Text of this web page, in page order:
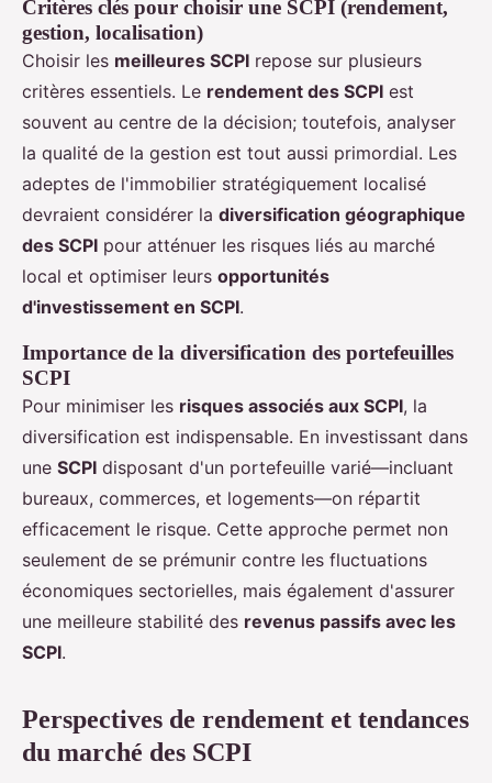
Critères clés pour choisir une SCPI (rendement,
gestion, localisation)
Choisir les meilleures SCPI repose sur plusieurs
critères essentiels. Le rendement des SCPI est
souvent au centre de la décision; toutefois, analyser
la qualité de la gestion est tout aussi primordial. Les
adeptes de l'immobilier stratégiquement localisé
devraient considérer la diversification géographique
des SCPI pour atténuer les risques liés au marché
local et optimiser leurs opportunités
d'investissement en SCPI.
Importance de la diversification des portefeuilles
SCPI
Pour minimiser les risques associés aux SCPI, la
diversification est indispensable. En investissant dans
une SCPI disposant d'un portefeuille varié—incluant
bureaux, commerces, et logements—on répartit
efficacement le risque. Cette approche permet non
seulement de se prémunir contre les fluctuations
économiques sectorielles, mais également d'assurer
une meilleure stabilité des revenus passifs avec les
SCPI.
Perspectives de rendement et tendances
du marché des SCPI